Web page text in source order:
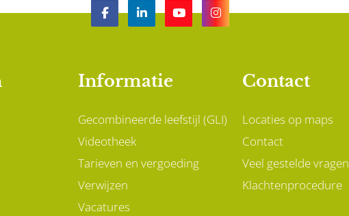
Informatie
Gecombineerde leefstijl (GLI)
Videotheek
Tarieven en vergoeding
Verwijzen
Vacatures
Contact
Locaties op maps
Contact
Veel gestelde vragen
Klachtenprocedure